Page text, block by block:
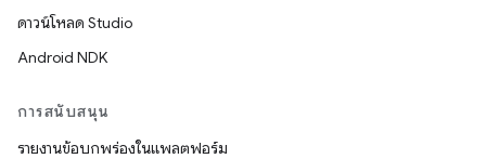
ดาวน์โหลด Studio
Android NDK
การสนับสนุน
รายงานข้อบกพร่องในแพลตฟอร์ม